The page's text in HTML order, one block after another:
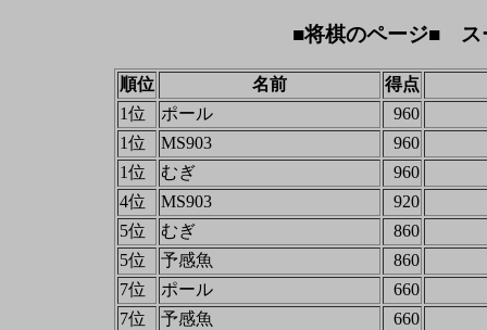
■将棋のページ■ ス
順位 名前
得点
1位
ポール
960
1位
MS903
960
1位
むぎ
960
4位
MS903
920
5位
むぎ
860
5位
予感魚
860
7位
ポール
660
7位
予感魚
660